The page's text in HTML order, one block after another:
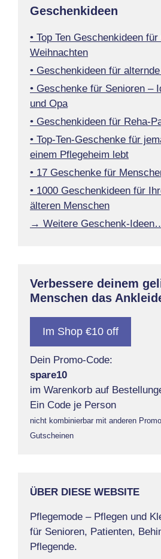
Geschenkideen
• Top Ten Geschenkideen
Weihnachten
• Geschenkideen für
• Geschenke für Senioren –
und Opa
• Geschenkideen für Reha-
• Top-Ten-Geschenke für
einem Pflegeheim lebt
• 17 Geschenke für
• 1000 Geschenkideen für
älteren Menschen
→ Weitere Geschenk-
Verbessere deinem
Menschen das
Im Shop €10 off
Dein Promo-Code:
spare10
im Warenkorb auf
Ein Code je Person
nicht kombinierbar mit anderen
Gutscheinen
ÜBER DIESE WEBSITE
Pflegemode – Pflegen und
für Senioren, Patienten,
Pflegende.